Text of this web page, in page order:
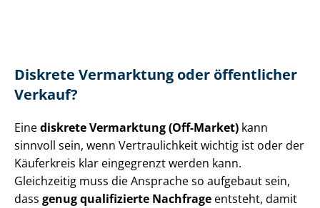
Diskrete Vermarktung oder öffentlicher
Verkauf?
Einediskrete Vermarktung (Off-Market) kann
sinnvoll sein, wenn Vertraulichkeit wichtig ist oder der
Käuferkreis klar eingegrenzt werden kann.
Gleichzeitig muss die Ansprache so aufgebaut sein,
dass genug qualifizierte Nachfrage entsteht, damit